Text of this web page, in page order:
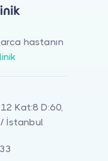
hastanın
Kat:8 D:60,
İstanbul